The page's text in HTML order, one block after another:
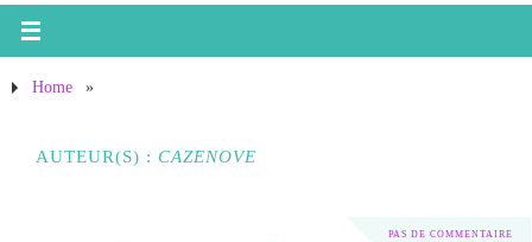
Home »
AUTEUR(S) : CAZENOVE
PAS DE COMMENTAIRE